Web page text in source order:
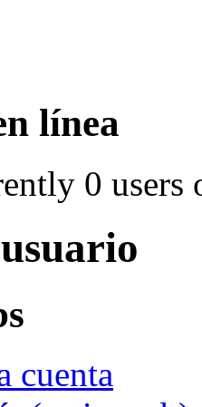
línea
0 users
cuenta